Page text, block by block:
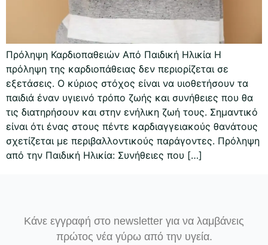
Πρόληψη Καρδιοπαθειών Από Παιδική Ηλικία Η
πρόληψη της καρδιοπάθειας δεν περιορίζεται σε
εξετάσεις. Ο κύριος στόχος είναι να υιοθετήσουν τα
παιδιά έναν υγιεινό τρόπο ζωής και συνήθειες που θα
τις διατηρήσουν και στην ενήλικη ζωή τους. Σημαντικό
είναι ότι ένας στους πέντε καρδιαγγειακούς θανάτους
σχετίζεται με περιβαλλοντικούς παράγοντες. Πρόληψη
από την Παιδική Ηλικία: Συνήθειες που […]
Κάνε εγγραφή στο newsletter για να λαμβάνεις
πρώτος νέα γύρω από την υγεία.